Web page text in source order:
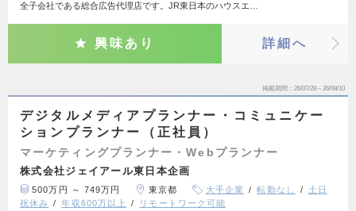
全子会社である総合広告代理店です。JR東日本のハウスエ…
興味あり 詳細へ
掲載期間 26/07/28～26/08/10
デジタルメディアプランナー・コミュニケー
ションプランナー（正社員）
マーケティングプランナー・Webプランナー
株式会社ジェイアール東日本企画
500万円 ～ 749万円 東京都 大手企業 転勤なし
土日
祝休み
年収600万以上 リモートワーク可能